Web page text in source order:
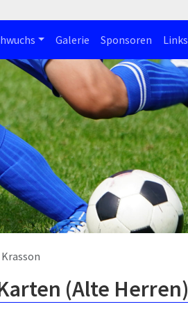
Galerie Sponsoren Links
(Alte Herren)